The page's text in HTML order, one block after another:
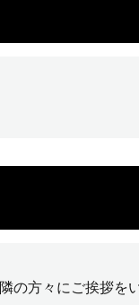
の方々にご挨拶を